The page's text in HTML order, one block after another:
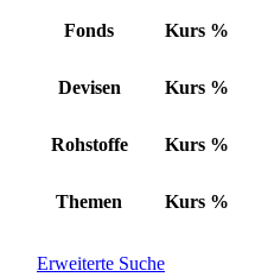
Fonds Kurs %
Devisen Kurs %
Rohstoffe Kurs %
Themen Kurs %
Erweiterte Suche